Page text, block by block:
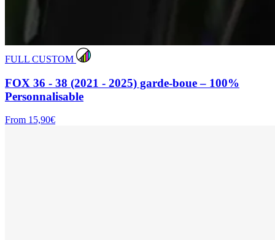
FULL CUSTOM
FOX 36 - 38 (2021 - 2025) garde-boue – 100%
Personnalisable
From 15,90€